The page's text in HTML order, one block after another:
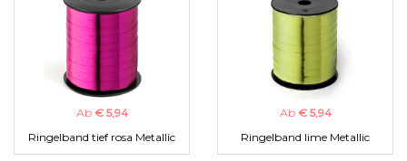
Ab € 5,94
Ringelband tief rosa Metallic
Ab € 5,94
Ringelband lime Metallic